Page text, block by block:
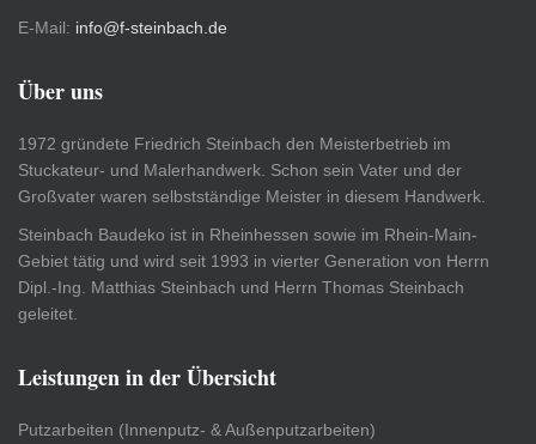
E-Mail: info@f-steinbach.de
Über uns
1972 gründete Friedrich Steinbach den Meisterbetrieb im
Stuckateur- und Malerhandwerk. Schon sein Vater und der
Großvater waren selbstständige Meister in diesem Handwerk.
Steinbach Baudeko ist in Rheinhessen sowie im Rhein-Main-
Gebiet tätig und wird seit 1993 in vierter Generation von Herrn
Dipl.-Ing. Matthias Steinbach und Herrn Thomas Steinbach
geleitet.
Leistungen in der Übersicht
Putzarbeiten (Innenputz- & Außenputzarbeiten)